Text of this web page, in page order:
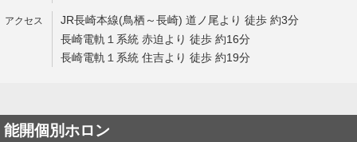
JR長崎本線(鳥栖～長崎) 道ノ尾より 徒歩 約3分
長崎電軌１系統 赤迫より 徒歩 約16分
長崎電軌１系統 住吉より 徒歩 約19分
能開個別ホロン